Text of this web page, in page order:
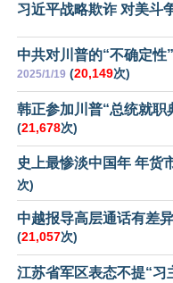
习近平战略欺诈 对美斗
中共对川普的“不确定性
2025/1/19 (20,149次)
韩正参加川普“总统就职
(21,678次)
史上最惨淡中国年 年货
次)
中越报导高层通话有差
(21,057次)
江苏省军区表态不提“习